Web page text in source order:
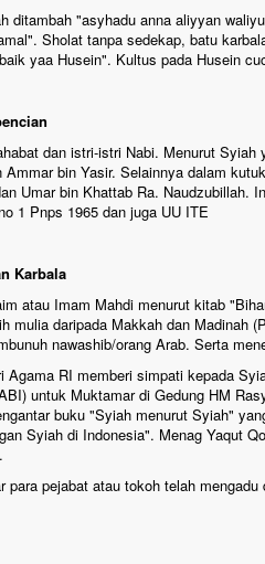
ditambah "asyhadu anna aliyyan
Sholat tanpa sedekap, batu
yaa Husein". Kultus pada Husein
dan istri-istri Nabi. Menurut
Ammar bin Yasir. Selainnya dalam
Umar bin Khattab Ra. Naudzubillah.
1 Pnps 1965 dan juga UU ITE
Karbala
atau Imam Mahdi menurut kitab
mulia daripada Makkah dan Madinah
nawashib/orang Arab. Serta
Agama RI memberi simpati kepada
untuk Muktamar di Gedung HM
buku "Syiah menurut Syiah"
Syiah di Indonesia". Menag Yaqut
para pejabat atau tokoh telah